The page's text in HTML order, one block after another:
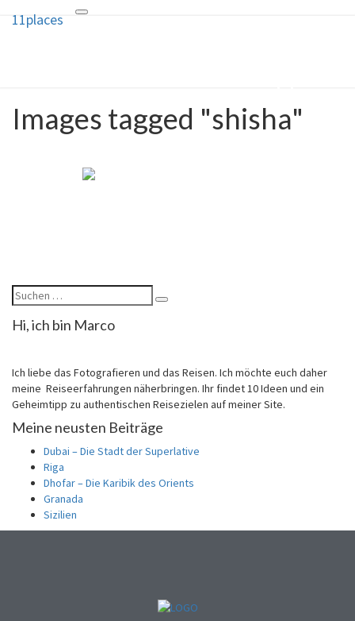
Toggle
11places
11places
deine nächste Reise
Images tagged "shisha"
Hi, ich bin Marco
Ich liebe das Fotografieren und das Reisen. Ich möchte euch daher
meine Reiseerfahrungen näherbringen. Ihr findet 10 Ideen und ein
Geheimtipp zu authentischen Reisezielen auf meiner Site.
Meine neusten Beiträge
Dubai – Die Stadt der Superlative
Riga
Dhofar – Die Karibik des Orients
Granada
Sizilien